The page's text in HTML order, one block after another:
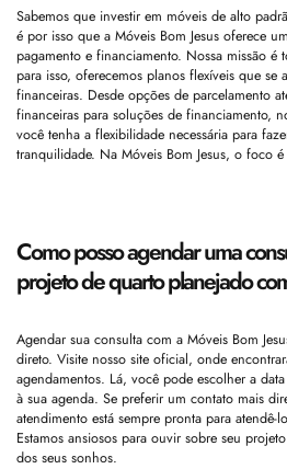
Sabemos que investir em móveis de alto
é por isso que a Móveis Bom Jesus oferece
pagamento e financiamento. Nossa missão é
para isso, oferecemos planos flexíveis que se
financeiras. Desde opções de parcelamento
financeiras para soluções de financiamento,
você tenha a flexibilidade necessária para
tranquilidade. Na Móveis Bom Jesus, o foco
Como posso agendar uma
projeto de quarto planejado
Agendar sua consulta com a Móveis Bom
direto. Visite nosso site oficial, onde
agendamentos. Lá, você pode escolher a
à sua agenda. Se preferir um contato mais
atendimento está sempre pronta para
Estamos ansiosos para ouvir sobre seu
dos seus sonhos.